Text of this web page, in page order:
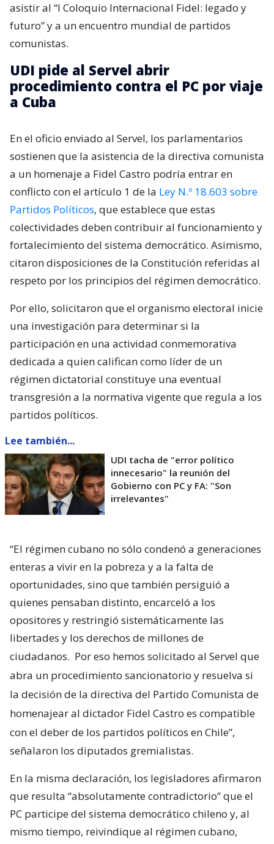
asistir al “I Coloquio Internacional Fidel: legado y
futuro” y a un encuentro mundial de partidos
comunistas.
UDI pide al Servel abrir
procedimiento contra el PC por viaje
a Cuba
En el oficio enviado al Servel, los parlamentarios
sostienen que la asistencia de la directiva comunista
a un homenaje a Fidel Castro podría entrar en
conflicto con el artículo 1 de la Ley N.º 18.603 sobre
Partidos Políticos, que establece que estas
colectividades deben contribuir al funcionamiento y
fortalecimiento del sistema democrático. Asimismo,
citaron disposiciones de la Constitución referidas al
respeto por los principios del régimen democrático.
Por ello, solicitaron que el organismo electoral inicie
una investigación para determinar si la
participación en una actividad conmemorativa
dedicada a quien califican como líder de un
régimen dictatorial constituye una eventual
transgresión a la normativa vigente que regula a los
partidos políticos.
Lee también...
UDI tacha de "error político
innecesario" la reunión del
Gobierno con PC y FA: "Son
irrelevantes"
“El régimen cubano no sólo condenó a generaciones
enteras a vivir en la pobreza y a la falta de
oportunidades, sino que también persiguió a
quienes pensaban distinto, encarceló a los
opositores y restringió sistemáticamente las
libertades y los derechos de millones de
ciudadanos. Por eso hemos solicitado al Servel que
abra un procedimiento sancionatorio y resuelva si
la decisión de la directiva del Partido Comunista de
homenajear al dictador Fidel Castro es compatible
con el deber de los partidos políticos en Chile”,
señalaron los diputados gremialistas.
En la misma declaración, los legisladores afirmaron
que resulta “absolutamente contradictorio” que el
PC participe del sistema democrático chileno y, al
mismo tiempo, reivindique al régimen cubano,